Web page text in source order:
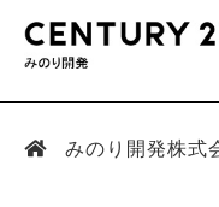
みのり開発株式